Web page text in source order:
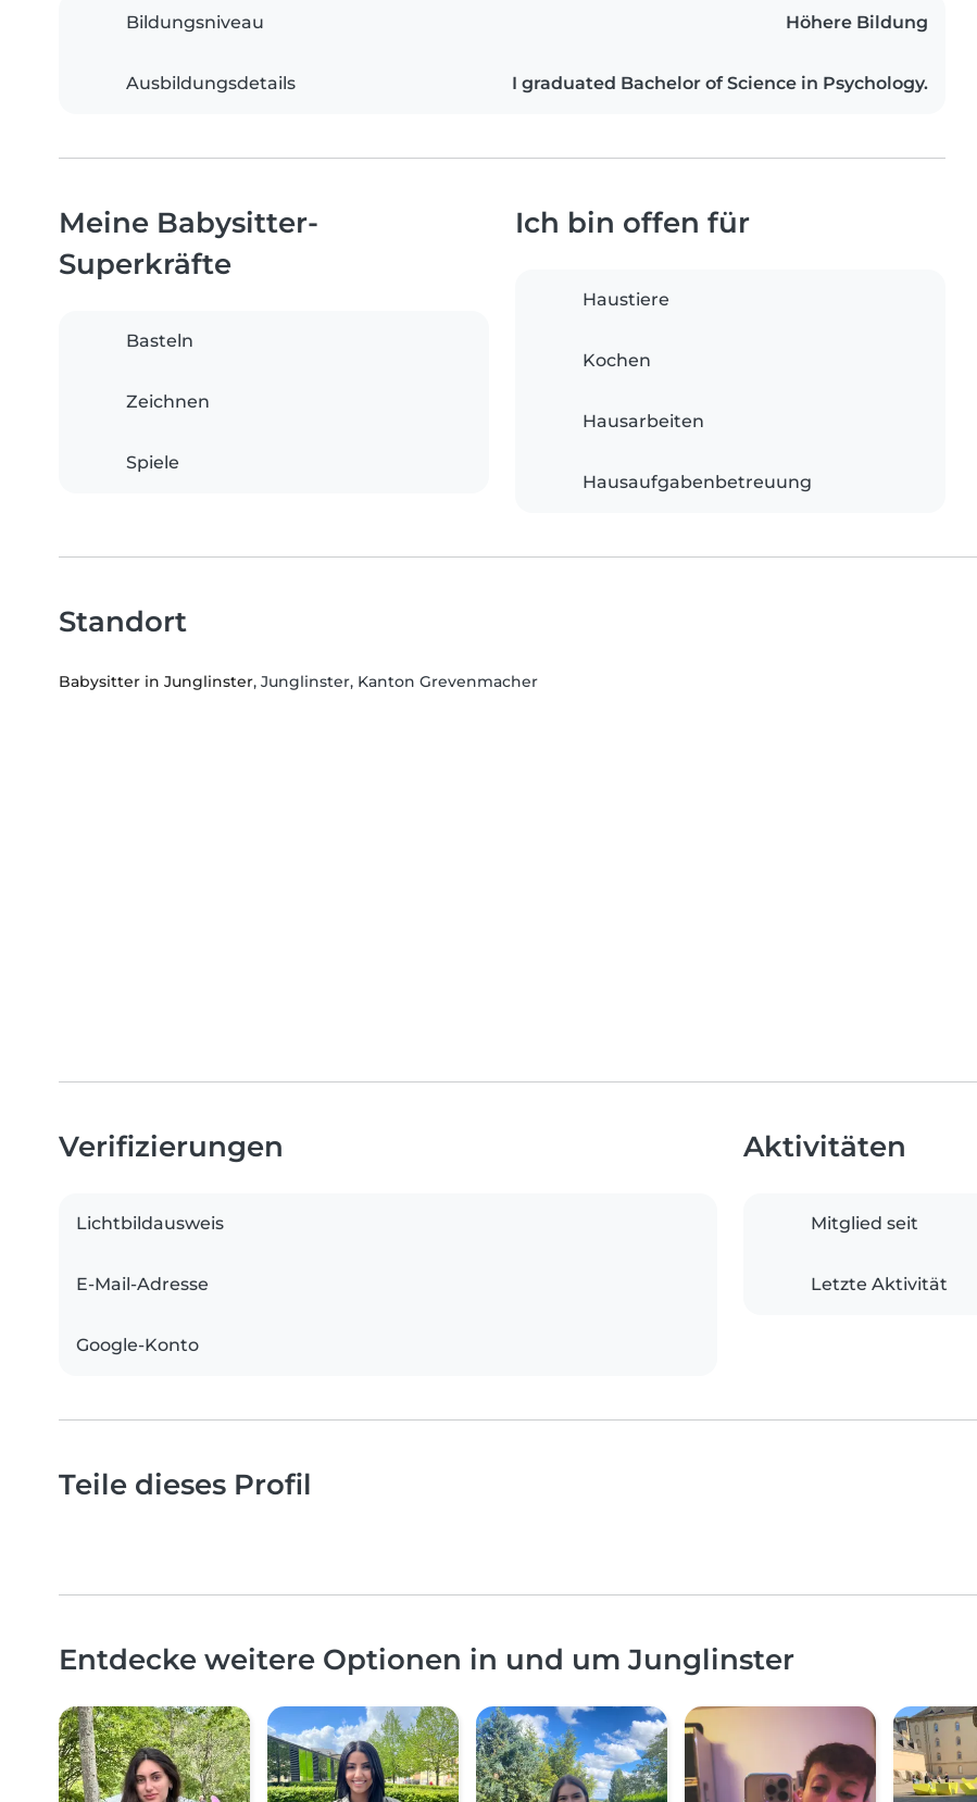
Bildungsniveau Höhere Bildung
Ausbildungsdetails I graduated Bachelor of Science in Psychology.
Meine Babysitter-
Superkräfte
Basteln
Zeichnen
Spiele
Ich bin offen für
Haustiere
Kochen
Hausarbeiten
Hausaufgabenbetreuung
Standort
Babysitter in Junglinster, Junglinster, Kanton Grevenmacher
Verifizierungen
Lichtbildausweis
E-Mail-Adresse
Google-Konto
Aktivitäten
Mitglied seit
Letzte Aktivität
Teile dieses Profil
Entdecke weitere Optionen in und um Junglinster